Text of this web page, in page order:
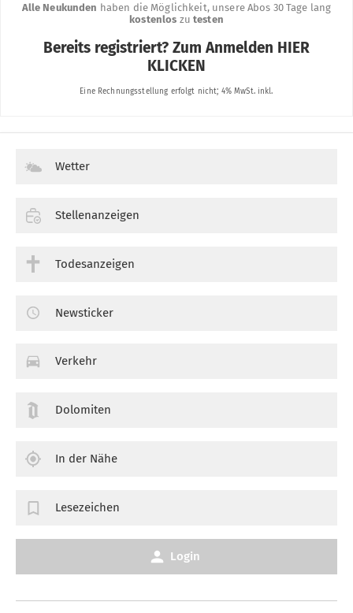
Wetter
Stellenanzeigen
Todesanzeigen
Newsticker
Verkehr
Dolomiten
In der Nähe
Lesezeichen
Login